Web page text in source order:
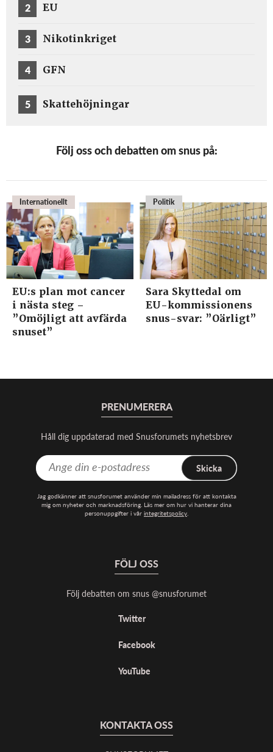
2 EU
3 Nikotinkriget
4 GFN
5 Skattehöjningar
Följ oss och debatten om snus på:
Internationellt
EU:s plan mot cancer
i nästa steg –
”Omöjligt att avfärda
snuset”
Politik
Sara Skyttedal om
EU-kommissionens
snus-svar: ”Oärligt”
PRENUMERERA
Håll dig uppdaterad med Snusforumets nyhetsbrev
Skicka
Jag godkänner att snusforumet använder min mailadress för att kontakta
mig om nyheter och marknadsföring. Läs mer om hur vi hanterar dina
personuppgifter i vår integritetspolicy.
FÖLJ OSS
Följ debatten om snus @snusforumet
Twitter
Facebook
YouTube
KONTAKTA OSS